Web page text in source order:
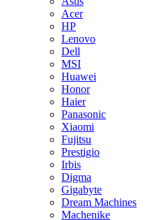
Acer
HP
Lenovo
Dell
MSI
Huawei
Honor
Haier
Panasonic
Xiaomi
Fujitsu
Prestigio
Irbis
Digma
Gigabyte
Dream Machines
Machenike